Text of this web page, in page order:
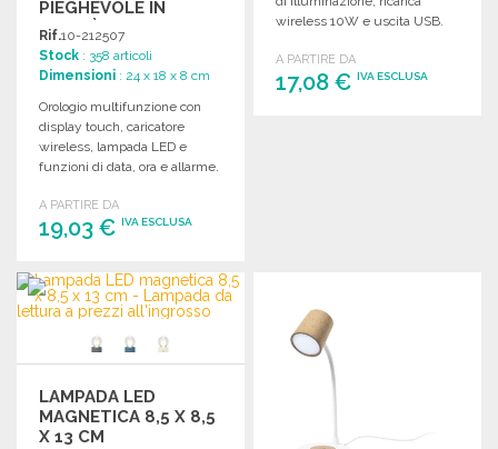
PIEGHEVOLE IN
BAMBÙ
Rif.10-212507
Stock : 358 articoli
Dimensioni : 24 x 18 x 8 cm
Orologio multifunzione con
display touch, caricatore
wireless, lampada LED e
funzioni di data, ora e allarme.
A PARTIRE DA
19,03 € IVA ESCLUSA
ORDINARE
Richiedi un preventivo
wireless 10W e uscita USB.
A PARTIRE DA
17,08 €IVA ESCLUSA
LAMPADA LED
MAGNETICA 8,5 X 8,5
X 13 CM